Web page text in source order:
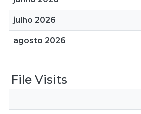
julho 2026
agosto 2026
File Visits